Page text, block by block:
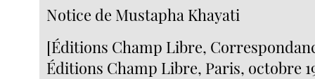
Notice de Mustapha Khayati
[Éditions Champ Libre,
Éditions Champ Libre, Paris, octobre